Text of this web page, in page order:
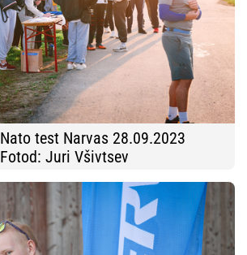
Nato test Narvas 28.09.2023
Fotod: Juri Všivtsev